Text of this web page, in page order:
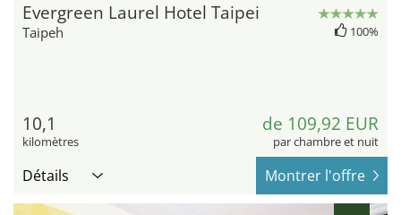
Evergreen Laurel Hotel Taipei
Taipeh 100%
10,1
kilomètres
de 109,92 EUR
par chambre et nuit
Détails Montrer l'offre